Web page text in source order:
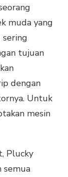
muda yang
sering
tujuan
dengan
Untuk
mesin
Plucky
semua